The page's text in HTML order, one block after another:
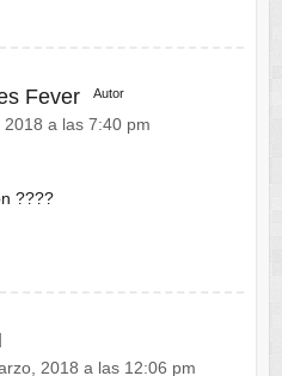
Fever Autor
2018 a las 7:40 pm
????
2018 a las 12:06 pm